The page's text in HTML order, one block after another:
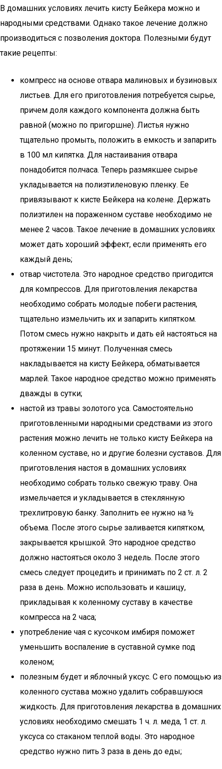
В домашних условиях лечить кисту Бейкера можно и
народными средствами. Однако такое лечение должно
производиться с позволения доктора. Полезными будут
такие рецепты:
компресс на основе отвара малиновых и бузиновых
листьев. Для его приготовления потребуется сырье,
причем доля каждого компонента должна быть
равной (можно по пригоршне). Листья нужно
тщательно промыть, положить в емкость и запарить
в 100 мл кипятка. Для настаивания отвара
понадобится полчаса. Теперь размякшее сырье
укладывается на полиэтиленовую пленку. Ее
привязывают к кисте Бейкера на колене. Держать
полиэтилен на пораженном суставе необходимо не
менее 2 часов. Такое лечение в домашних условиях
может дать хороший эффект, если применять его
каждый день;
отвар чистотела. Это народное средство пригодится
для компрессов. Для приготовления лекарства
необходимо собрать молодые побеги растения,
тщательно измельчить их и запарить кипятком.
Потом смесь нужно накрыть и дать ей настояться на
протяжении 15 минут. Полученная смесь
накладывается на кисту Бейкера, обматывается
марлей. Такое народное средство можно применять
дважды в сутки;
настой из травы золотого уса. Самостоятельно
приготовленными народными средствами из этого
растения можно лечить не только кисту Бейкера на
коленном суставе, но и другие болезни суставов. Для
приготовления настоя в домашних условиях
необходимо собрать только свежую траву. Она
измельчается и укладывается в стеклянную
трехлитровую банку. Заполнить ее нужно на ½
объема. После этого сырье заливается кипятком,
закрывается крышкой. Это народное средство
должно настояться около 3 недель. После этого
смесь следует процедить и принимать по 2 ст. л. 2
раза в день. Можно использовать и кашицу,
прикладывая к коленному суставу в качестве
компресса на 2 часа;
употребление чая с кусочком имбиря поможет
уменьшить воспаление в суставной сумке под
коленом;
полезным будет и яблочный уксус. С его помощью из
коленного сустава можно удалить собравшуюся
жидкость. Для приготовления лекарства в домашних
условиях необходимо смешать 1 ч. л. меда, 1 ст. л.
уксуса со стаканом теплой воды. Это народное
средство нужно пить 3 раза в день до еды;